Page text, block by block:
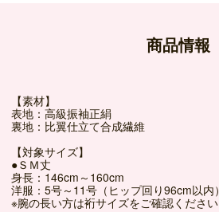
商品情報
【素材】
表地：高級振袖正絹
裏地：比翼仕立て合成繊維
【対象サイズ】
●ＳＭ丈
身長：146cm～160cm
洋服：5号～11号（ヒップ回り96cm以内）
※腕の長い方は裄サイズをご確認ください